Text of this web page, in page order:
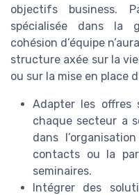
objectifs business.
spécialisée dans la
cohésion d’équipe
structure axée sur la
ou sur la mise en place
Adapter les offres
chaque secteur a
dans
contacts ou la
seminaires.
Intégrer des